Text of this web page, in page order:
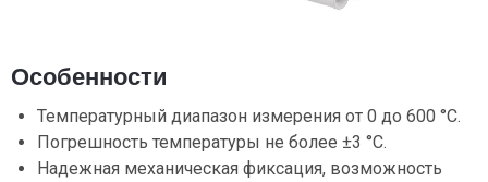
Особенности
Температурный диапазон измерения от 0 до 600 °C.
Погрешность температуры не более ±3 °C.
Надежная механическая фиксация, возможность